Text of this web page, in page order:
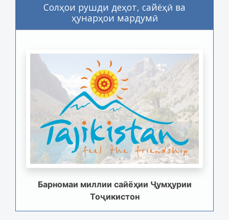
Солҳои рушди деҳот, сайёҳӣ ва
ҳунарҳои мардумӣ
Барномаи миллии сайёҳии Ҷумҳурии
Тоҷикистон